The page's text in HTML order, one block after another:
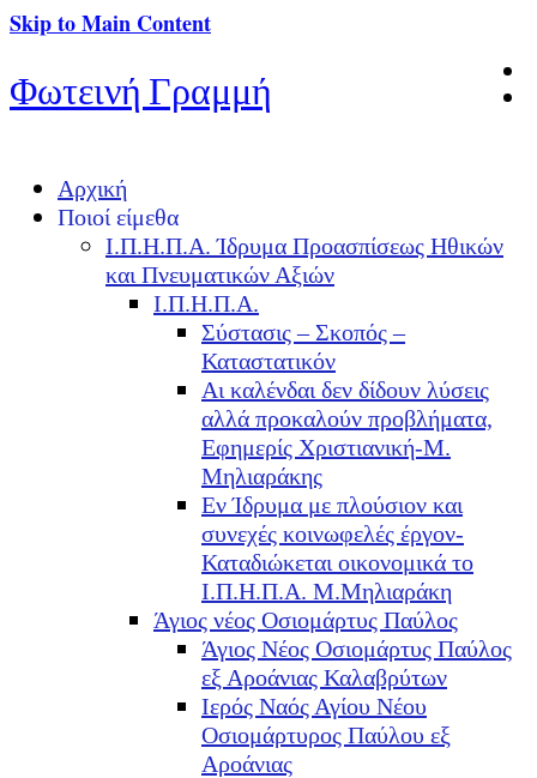
Skip to Main Content
Φωτεινή Γραμμή
Αρχική
Ποιοί είμεθα
Ι.Π.Η.Π.Α. Ίδρυμα Προασπίσεως Ηθικών
και Πνευματικών Αξιών
Ι.Π.Η.Π.Α.
Σύστασις – Σκοπός –
Καταστατικόν
Αι καλένδαι δεν δίδουν λύσεις
αλλά προκαλούν προβλήματα,
Εφημερίς Χριστιανική-Μ.
Μηλιαράκης
Εν Ίδρυμα με πλούσιον και
συνεχές κοινωφελές έργον-
Καταδιώκεται οικονομικά το
Ι.Π.Η.Π.Α. Μ.Μηλιαράκη
Άγιος νέος Οσιομάρτυς Παύλος
Άγιος Νέος Οσιομάρτυς Παύλος
εξ Αροάνιας Καλαβρύτων
Ιερός Ναός Αγίου Νέου
Οσιομάρτυρος Παύλου εξ
Αροάνιας